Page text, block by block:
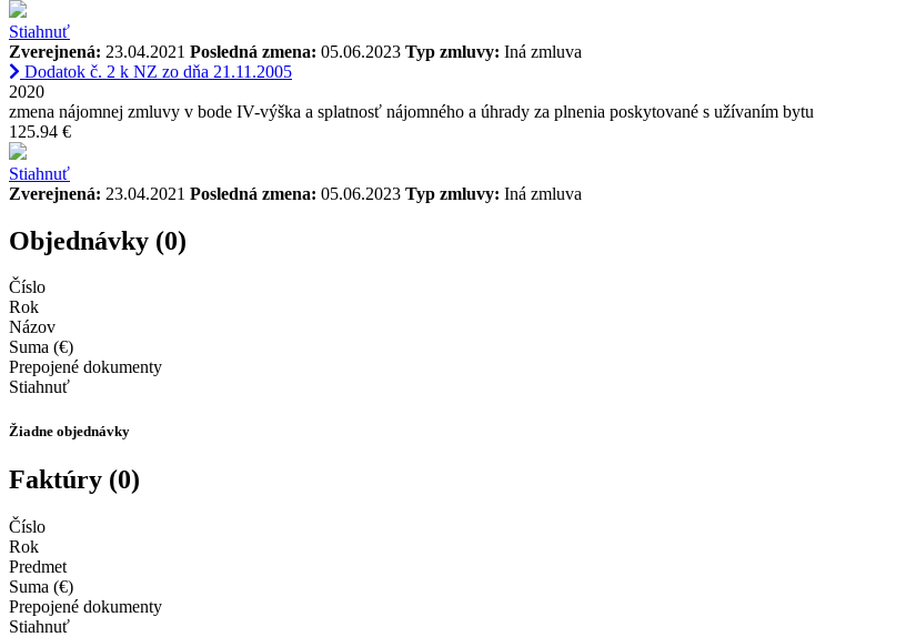
Stiahnuť
Zverejnená: 23.04.2021 Posledná zmena: 05.06.2023 Typ zmluvy: Iná zmluva
Dodatok č. 2 k NZ zo dňa 21.11.2005
2020
zmena nájomnej zmluvy v bode IV-výška a splatnosť nájomného a úhrady za plnenia poskytované s užívaním bytu
125.94 €
Stiahnuť
Zverejnená: 23.04.2021 Posledná zmena: 05.06.2023 Typ zmluvy: Iná zmluva
Objednávky (0)
Číslo
Rok
Názov
Suma (€)
Prepojené dokumenty
Stiahnuť
Žiadne objednávky
Faktúry (0)
Číslo
Rok
Predmet
Suma (€)
Prepojené dokumenty
Stiahnuť